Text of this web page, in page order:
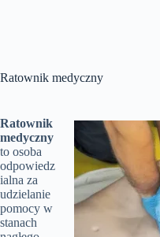
Ratownik medyczny
Ratownik
medyczny
to osoba
odpowiedz
ialna za
udzielanie
pomocy w
stanach